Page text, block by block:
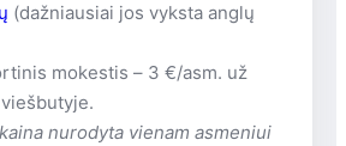
(dažniausiai jos vyksta anglų
mokestis – 3 €/asm. už
nurodyta vienam asmeniui